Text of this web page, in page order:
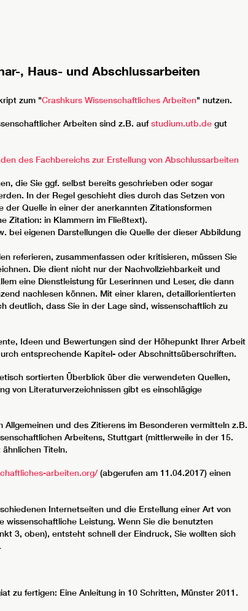
, Haus- und Abschlussarbeiten
zum "Crashkurs Wissenschaftliches Arbeiten" nutzen.
Arbeiten sind z.B. aufstudium.utb.de gut
des Fachbereichs zur Erstellung von Abschlussarbeiten
die Sie ggf. selbst bereits geschrieben oder sogar
In der Regel geschieht dies durch das Setzen von
der Quelle in einer der anerkannten Zitationsformen
Zitation: in Klammern im Fließtext).
bei eigenen Darstellungen die Quelle der dieser Abbildung
referieren, zusammenfassen oder kritisieren, müssen Sie
Die dient nicht nur der Nachvollziehbarkeit und
eine Dienstleistung für Leserinnen und Leser, die dann
nachlesen können. Mit einer klaren, detaillorientierten
deutlich, dass Sie in der Lage sind, wissenschaftlich zu
Ideen und Bewertungen sind der Höhepunkt Ihrer Arbeit
entsprechende Kapitel- oder Abschnittsüberschriften.
sortierten Überblick über die verwendeten Quellen,
von Literaturverzeichnissen gibt es einschlägige
und des Zitierens im Besonderen vermitteln z.B.
Arbeitens, Stuttgart (mittlerweile in der 15.
Titeln.
arbeiten.org/ (abgerufen am 11.04.2017) einen
Internetseiten und die Erstellung einer Art von
wissenschaftliche Leistung. Wenn Sie die benutzten
3, oben), entsteht schnell der Eindruck, Sie wollten sich
zu fertigen: Eine Anleitung in 10 Schritten, Münster 2011.